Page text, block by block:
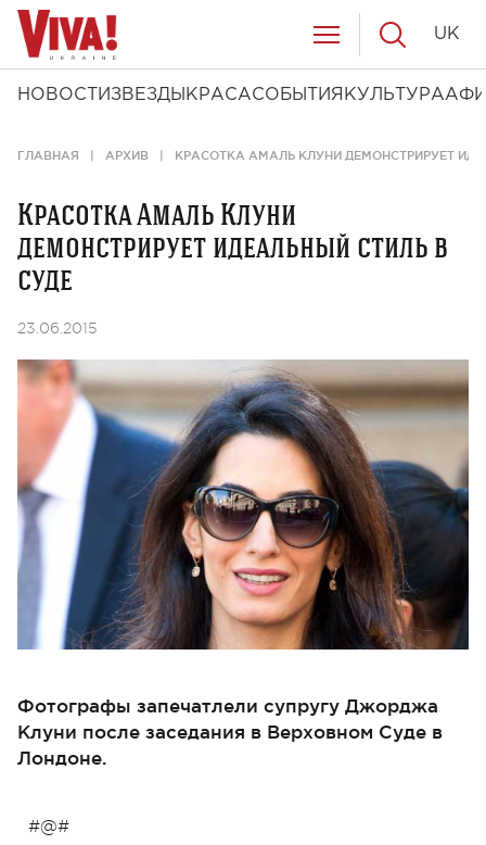
НОВОСТИ ЗВЕЗДЫ КРАСАСОБЫТИЯ КУЛЬТУРА
UK
ГЛАВНАЯ АРХИВ КРАСОТКА АМАЛЬ КЛУНИ ДЕМОНСТРИРУЕТ
Красотка Амаль Клуни
демонстрирует идеальный стиль в
суде
23.06.2015
Фотографы запечатлели супругу Джорджа
Клуни после заседания в Верховном Суде в
Лондоне.
#@#